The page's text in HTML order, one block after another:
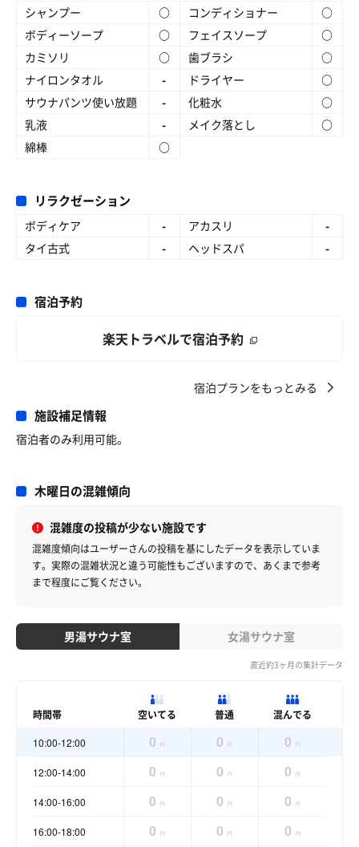
シャンプー ○ コンディショナー
○
ボディーソープ
○ フェイスソープ
○
カミソリ
○ 歯ブラシ
○
ナイロンタオル
- ドライヤー
○
サウナパンツ使い放題
- 化粧水
○
乳液
- メイク落とし
○
綿棒
○
リラクゼーション
ボディケア - アカスリ
-
タイ古式
- ヘッドスパ -
宿泊予約
楽天トラベルで宿泊予約
宿泊プランをもっとみる
施設補足情報
宿泊者のみ利用可能。
木曜日の混雑傾向
混雑度の投稿が少ない施設です
混雑度傾向はユーザーさんの投稿を基にしたデータを表示していま
す。 実際の混雑状況と違う可能性もございますので、あくまで参考
まで程度にご覧ください。
男湯サウナ室 女湯サウナ室
直近約3ヶ月の集計データ
時間帯 空いてる 普通 混んでる
10:00-12:00 0 件 0 件 0 件
12:00-14:00 0 件 0 件 0 件
14:00-16:00 0 件 0 件 0 件
16:00-18:00 0 件 0 件 0 件